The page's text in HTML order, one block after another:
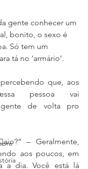
gente conhecer um
bonito, o sexo é
Só tem um
tá no ‘armário’.
que, aos
pessoa vai
de volta pro
– Geralmente,
aos poucos, em
a dia. Você está lá